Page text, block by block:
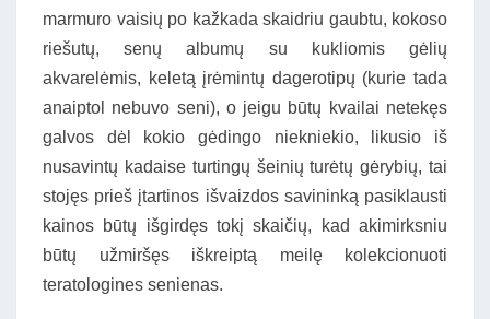
marmuro vaisių po kažkada skaidriu gaubtu, kokoso
riešutų, senų albumų su kukliomis gėlių
akvarelėmis, keletą įrėmintų dagerotipų (kurie tada
anaiptol nebuvo seni), o jeigu būtų kvailai netekęs
galvos dėl kokio gėdingo niekniekio, likusio iš
nusavintų kadaise turtingų šeinių turėtų gėrybių, tai
stojęs prieš įtartinos išvaizdos savininką pasiklausti
kainos būtų išgirdęs tokį skaičių, kad akimirksniu
būtų užmiršęs iškreiptą meilę kolekcionuoti
teratologines senienas.